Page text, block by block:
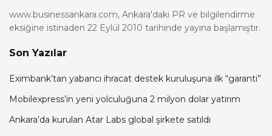
www.businessankara.com, Ankara'daki PR ve bilgilendirme
eksiğine istinaden 22 Eylül 2010 tarihinde yayına başlamıştır.
Son Yazılar
Eximbank’tan yabancı ihracat destek kuruluşuna ilk “garanti”
Mobilexpress’in yeni yolculuğuna 2 milyon dolar yatırım
Ankara’da kurulan Atar Labs global şirkete satıldı